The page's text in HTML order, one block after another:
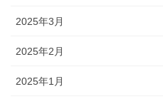
2025年3月
2025年2月
2025年1月